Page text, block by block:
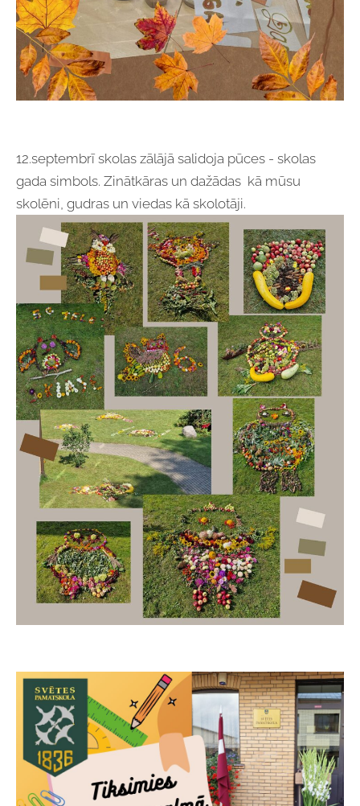
12.septembrī skolas zālājā salidoja pūces - skolas
gada simbols. Zinātkāras un dažādas kā mūsu
skolēni, gudras un viedas kā skolotāji.